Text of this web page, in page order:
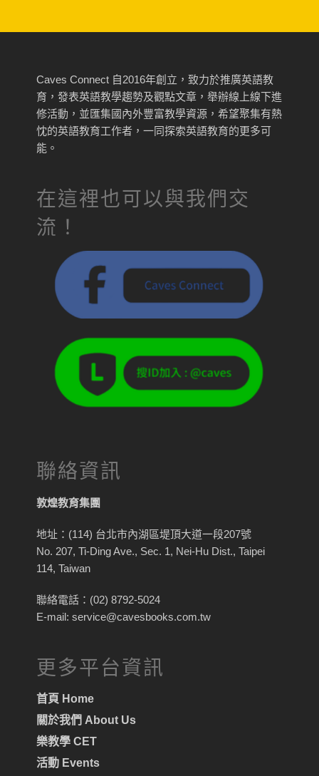
Caves Connect 自2016年創立，致力於推廣英語教
育，發表英語教學趨勢及觀點文章，舉辦線上線下進
修活動，並匯集國內外豐富教學資源，希望聚集有熱
忱的英語教育工作者，一同探索英語教育的更多可
能。
在這裡也可以與我們交
流！
聯絡資訊
敦煌教育集團
地址：(114) 台北市內湖區堤頂大道一段207號
No. 207, Ti-Ding Ave., Sec. 1, Nei-Hu Dist., Taipei
114, Taiwan
聯絡電話：(02) 8792-5024
E-mail: service@cavesbooks.com.tw
更多平台資訊
首頁 Home
關於我們 About Us
樂教學 CET
活動 Events